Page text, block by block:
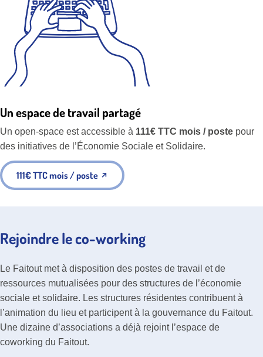
Un espace de travail partagé
Un open-space est accessible à 111€ TTC mois / poste pour
des initiatives de l’Économie Sociale et Solidaire.
111€ TTC mois / poste ↗
Rejoindre le co-working
Le Faitout met à disposition des postes de travail et de
ressources mutualisées pour des structures de l’économie
sociale et solidaire. Les structures résidentes contribuent à
l’animation du lieu et participent à la gouvernance du Faitout.
Une dizaine d’associations a déjà rejoint l’espace de
coworking du Faitout.